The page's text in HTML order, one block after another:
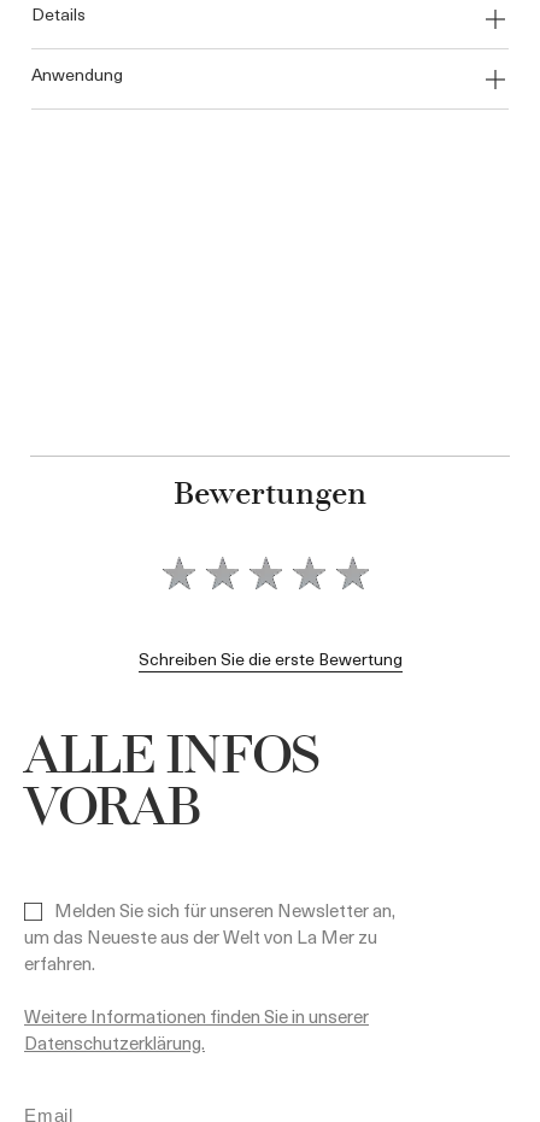
details
anwendung
Bewertungen
Schreiben Sie die erste Bewertung
ALLE INFOS
VORAB
Melden Sie sich für unseren Newsletter an,
um das Neueste aus der Welt von La Mer zu
erfahren.
Weitere Informationen finden Sie in unserer
Datenschutzerklärung.